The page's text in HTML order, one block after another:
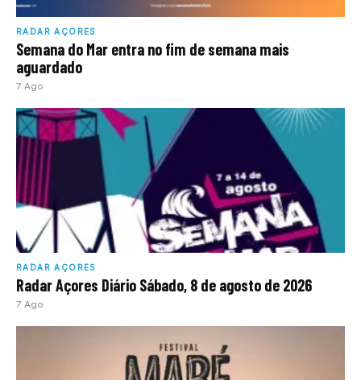
RADAR AÇORES
Semana do Mar entra no fim de semana mais
aguardado
7 Ago
RADAR AÇORES
Radar Açores Diário Sábado, 8 de agosto de 2026
7 Ago